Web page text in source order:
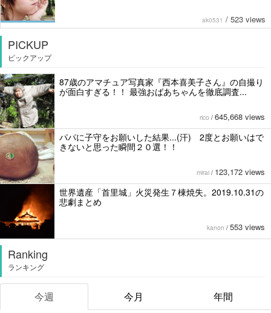
ak0531 / 523 views
PICKUP
ピックアップ
87歳のアマチュア写真家『西本喜美子さん』の自撮り
が面白すぎる！！ 最強おばあちゃんを徹底調査...
rico / 645,668 views
パパに子守をお願いした結果...(汗) 2度とお願いはで
きないと思った瞬間２０選！！
mirai / 123,172 views
世界遺産「首里城」火災発生７棟焼失。2019.10.31の
悲劇まとめ
kanon / 553 views
Ranking
ランキング
今週 今月 年間